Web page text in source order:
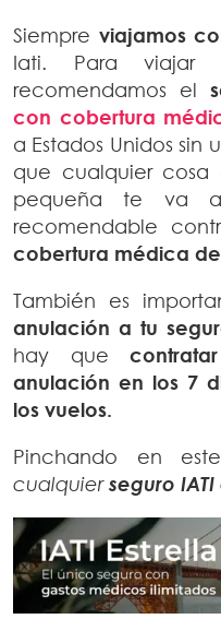
Siempre viajamos
Iati. Para viajar
recomendamos el
con cobertura
a Estados Unidos
que cualquier
pequeña te va
recomendable
cobertura médica
También es
anulación a tu
hay que
anulación en los 7
los vuelos.
Pinchando en
cualquierseguro